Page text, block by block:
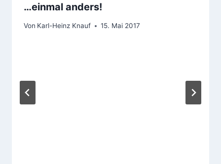
…einmal anders!
Von Karl-Heinz Knauf 15. Mai 2017